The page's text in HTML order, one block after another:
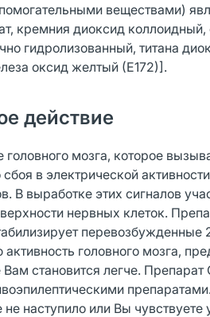
веществами)
кремния диоксид
гидролизованный, титана
оксид желтый (Е172)].
действие
головного мозга, которое
в электрической
В выработке этих сигналов
нервных клеток.
головного мозга,
Вам становится легче.
наступило или Вы